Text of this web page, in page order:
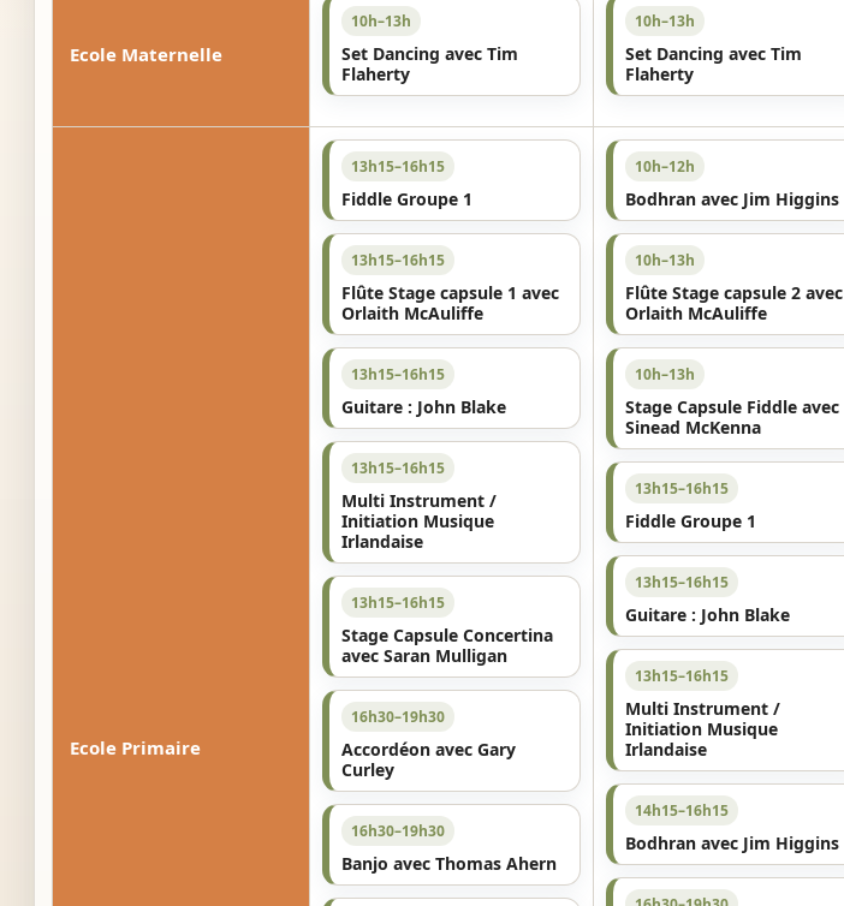
Ecole Maternelle
10h–13h
Set Dancing avec Tim
Flaherty
10h–13h
Set Dancing avec Tim
Flaherty
Ecole Primaire
13h15–16h15
Fiddle Groupe 1
13h15–16h15
Flûte Stage capsule 1 avec
Orlaith McAuliffe
13h15–16h15
Guitare : John Blake
13h15–16h15
Multi Instrument /
Initiation Musique
Irlandaise
13h15–16h15
Stage Capsule Concertina
avec Saran Mulligan
16h30–19h30
Accordéon avec Gary
Curley
16h30–19h30
Banjo avec Thomas Ahern
10h–12h
Bodhran avec Jim Higgins
10h–13h
Flûte Stage capsule 2 avec
Orlaith McAuliffe
10h–13h
Stage Capsule Fiddle avec
Sinead McKenna
13h15–16h15
Fiddle Groupe 1
13h15–16h15
Guitare : John Blake
13h15–16h15
Multi Instrument /
Initiation Musique
Irlandaise
14h15–16h15
Bodhran avec Jim Higgins